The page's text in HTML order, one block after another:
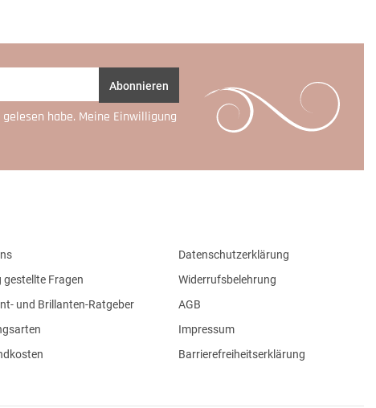
Abonnieren
gelesen habe. Meine Einwilligung
gestellte Fragen
und Brillanten-Ratgeber
Datenschutzerklärung
Widerrufsbelehrung
AGB
Impressum
Barrierefreiheitserklärung